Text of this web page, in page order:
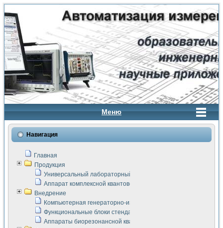
Меню
Навигация
Главная
Продукция
Универсальный лабораторный стенд "Сигнал-USB"
Аппарат комплексной квантовой терапии Интроскан
Внедрение
Компьютерная генераторно-измерительная система
Функциональные блоки стенда "Сигнал-USB"
Аппараты биорезонансной квантовой терапии серии СКАН